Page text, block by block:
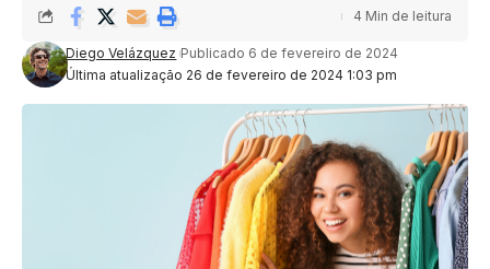
Última atualização 26 de fevereiro de 2024 1:03 pm
Diego Velázquez Publicado 6 de fevereiro de 2024
4 Min de leitura